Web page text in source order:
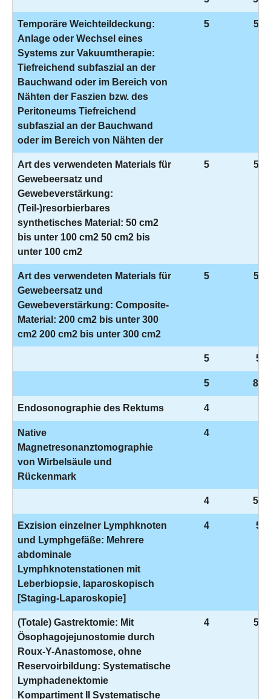
Temporäre Weichteildeckung:
Anlage oder Wechsel eines
Systems zur Vakuumtherapie:
Tiefreichend subfaszial an der
Bauchwand oder im Bereich von
Nähten der Faszien bzw. des
Peritoneums Tiefreichend
subfaszial an der Bauchwand
oder im Bereich von Nähten der
5 5-
Art des verwendeten Materials für
Gewebeersatz und
Gewebeverstärkung:
(Teil-)resorbierbares
synthetisches Material: 50 cm2
bis unter 100 cm2 50 cm2 bis
unter 100 cm2
5 5-
Art des verwendeten Materials für
Gewebeersatz und
Gewebeverstärkung: Composite-
Material: 200 cm2 bis unter 300
cm2 200 cm2 bis unter 300 cm2
5 5-
5 5-
5 8-
Endosonographie des Rektums 4
Native
Magnetresonanztomographie
von Wirbelsäule und
Rückenmark
4
4 5-
Exzision einzelner Lymphknoten
und Lymphgefäße: Mehrere
abdominale
Lymphknotenstationen mit
Leberbiopsie, laparoskopisch
[Staging-Laparoskopie]
4 5-
(Totale) Gastrektomie: Mit
Ösophagojejunostomie durch
Roux-Y-Anastomose, ohne
Reservoirbildung: Systematische
Lymphadenektomie
Kompartiment II Systematische
4 5-